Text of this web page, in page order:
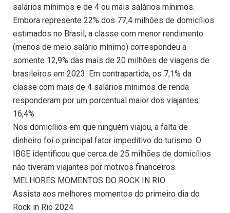
salários mínimos e de 4 ou mais salários mínimos.
Embora represente 22% dos 77,4 milhões de domicílios
estimados no Brasil, a classe com menor rendimento
(menos de meio salário mínimo) correspondeu a
somente 12,9% das mais de 20 milhões de viagens de
brasileiros em 2023. Em contrapartida, os 7,1% da
classe com mais de 4 salários mínimos de renda
responderam por um porcentual maior dos viajantes:
16,4%.
Nos domicílios em que ninguém viajou, a falta de
dinheiro foi o principal fator impeditivo do turismo. O
IBGE identificou que cerca de 25 milhões de domicílios
não tiveram viajantes por motivos financeiros.
MELHORES MOMENTOS DO ROCK IN RIO
Assista aos melhores momentos do primeiro dia do
Rock in Rio 2024